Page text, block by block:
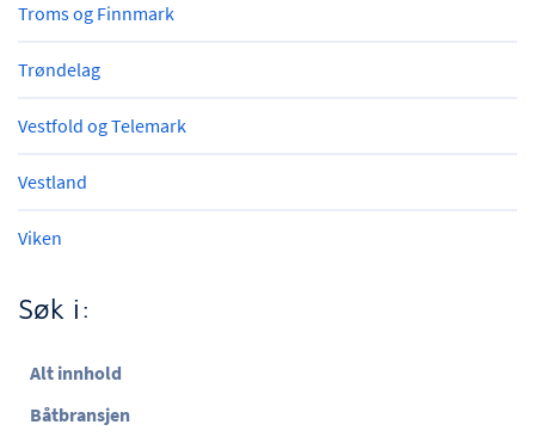
Troms og Finnmark
Trøndelag
Vestfold og Telemark
Vestland
Viken
Søk i:
Alt innhold
Båtbransjen